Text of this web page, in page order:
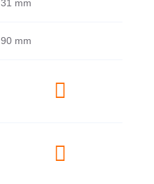
31 mm
90 mm

